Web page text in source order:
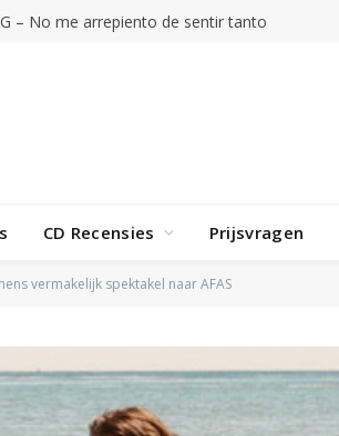
The Mountain Goats – Days
CD Recensies Prijsvragen
vermakelijk spektakel naar AFAS